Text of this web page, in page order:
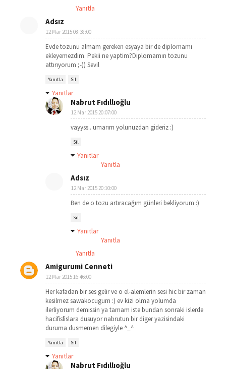
Yanıtla
Adsız
12 Mar 2015 08:38:00
Evde tozunu almam gereken esyaya bir de diplomamı
ekleyemezdim. Pekii ne yaptim?Diplomamın tozunu
attırıyorum ;-)) Sevil
Yanıtla Sil
Yanıtlar
Nabrut Fıdıllıoğlu
12 Mar 2015 20:07:00
vayyss.. umarım yolunuzdan gideriz :)
Sil
Yanıtlar
Yanıtla
Adsız
12 Mar 2015 20:10:00
Ben de o tozu artıracağım günleri bekliyorum :)
Sil
Yanıtlar
Yanıtla
Yanıtla
Amigurumi Cenneti
12 Mar 2015 16:46:00
Her kafadan bir ses gelir ve o el-alemlerin sesi hic bir zaman
kesilmez sawakocugum :) ev kizi olma yolumda
ilerliyorum demissin ya tamam iste bundan sonraki islerde
hacifisfislara dusuyor nabrutun bir diger yazisindaki
duruma dusmemen dilegiyle ^_^
Yanıtla Sil
Yanıtlar
Nabrut Fıdıllıoğlu